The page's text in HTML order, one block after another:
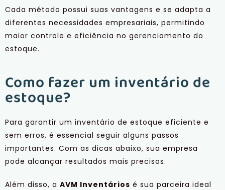
Cada método possui suas vantagens e se adapta a
diferentes necessidades empresariais, permitindo
maior controle e eficiência no gerenciamento do
estoque.
Como fazer um inventário de
estoque?
Para garantir um inventário de estoque eficiente e
sem erros, é essencial seguir alguns passos
importantes. Com as dicas abaixo, sua empresa
pode alcançar resultados mais precisos.
Além disso, a AVM Inventários é sua parceira ideal